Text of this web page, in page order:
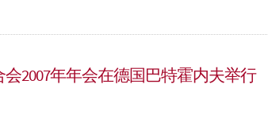
2007年年会在德国巴特霍内夫举行